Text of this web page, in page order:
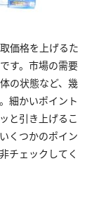
価格を上げるた
す。市場の需要
の状態など、幾
細かいポイント
と引き上げるこ
くつかのポイン
チェックしてく